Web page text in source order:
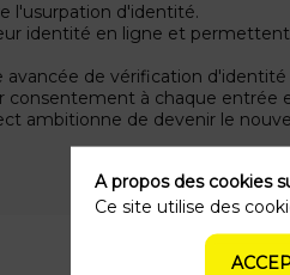
l'usurpation d'identité.
identité en ligne et
de vérification d'identité
à chaque entrée
ambitionne de devenir le
A propos des cookies
Ce site utilise des